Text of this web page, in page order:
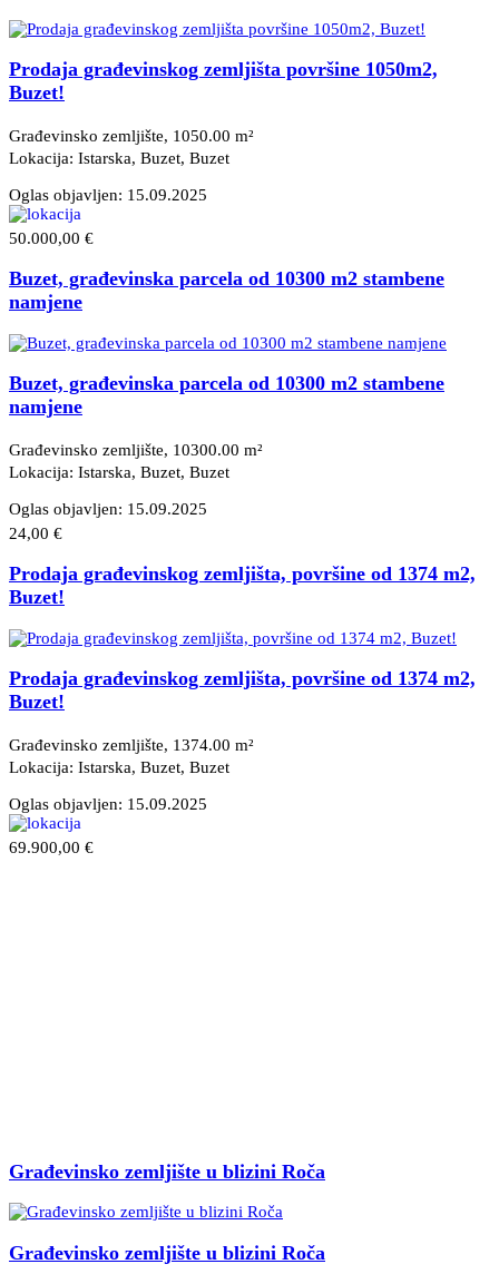
Prodaja građevinskog zemljišta površine 1050m2,
Buzet!
Građevinsko zemljište, 1050.00 m²
Lokacija: Istarska, Buzet, Buzet
Oglas objavljen: 15.09.2025
50.000,00 €
Buzet, građevinska parcela od 10300 m2 stambene
namjene
Buzet, građevinska parcela od 10300 m2 stambene
namjene
Građevinsko zemljište, 10300.00 m²
Lokacija: Istarska, Buzet, Buzet
Oglas objavljen: 15.09.2025
24,00 €
Prodaja građevinskog zemljišta, površine od 1374 m2,
Buzet!
Prodaja građevinskog zemljišta, površine od 1374 m2,
Buzet!
Građevinsko zemljište, 1374.00 m²
Lokacija: Istarska, Buzet, Buzet
Oglas objavljen: 15.09.2025
69.900,00 €
Građevinsko zemljište u blizini Roča
Građevinsko zemljište u blizini Roča